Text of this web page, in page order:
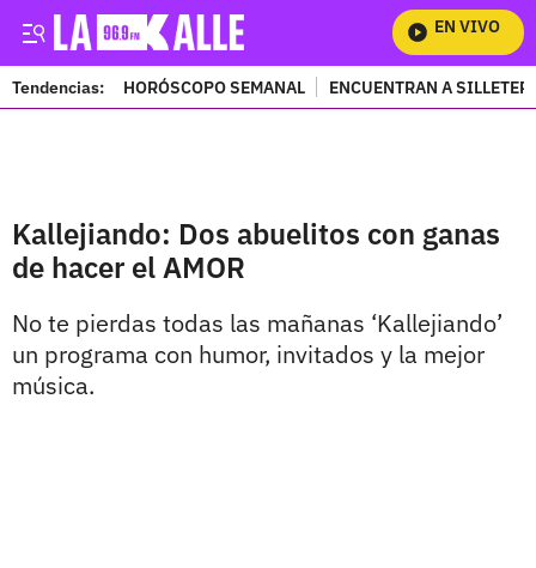
EN VIVO
Tendencias: HORÓSCOPO SEMANAL ENCUENTRAN A
Kallejiando: Dos abuelitos con ganas
de hacer el AMOR
No te pierdas todas las mañanas ‘Kallejiando’
un programa con humor, invitados y la mejor
música.